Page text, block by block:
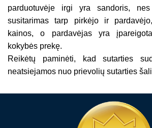
parduotuvėje irgi yra sandoris,
susitarimas tarp pirkėjo ir
kainos, o pardavėjas yra
kokybės prekę.
Reikėtų paminėti, kad sutarties
neatsiejamos nuo prievolių sutarties